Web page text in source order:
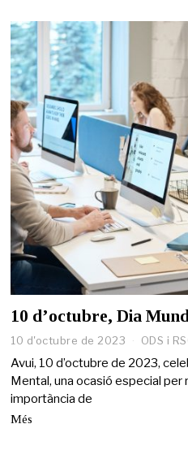
10 d’octubre, Dia
10 d'octubre de 2023 ODS i
Avui, 10 d’octubre de 2023,
Mental, una ocasió especial per
importància de
Més